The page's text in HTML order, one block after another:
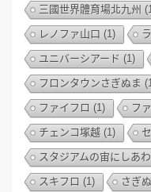
三國世界體育場北九州
レノファ山口 (1)
ユニバーシアード (1)
フロンタウンさぎぬま
ファイフロ (1) フ
チェンコ塚越 (1)
スタジアムの宙にしあ
スキフロ (1) さぎ